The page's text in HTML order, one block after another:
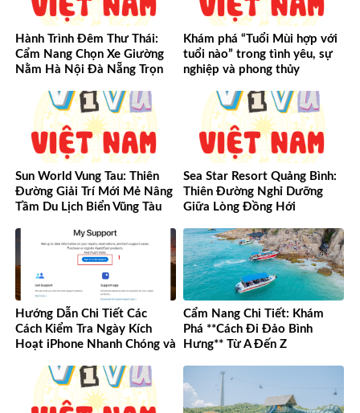
Hành Trình Đêm Thư Thái:
Cẩm Nang Chọn Xe Giường
Nằm Hà Nội Đà Nẵng Trọn
Khám phá “Tuổi Mùi hợp với
tuổi nào” trong tình yêu, sự
nghiệp và phong thủy
Sun World Vung Tau: Thiên
Đường Giải Trí Mới Mẻ Nâng
Tầm Du Lịch Biển Vũng Tàu
Sea Star Resort Quảng Bình:
Thiên Đường Nghỉ Dưỡng
Giữa Lòng Đồng Hới
Hướng Dẫn Chi Tiết Các
Cách Kiểm Tra Ngày Kích
Hoạt iPhone Nhanh Chóng và
Cẩm Nang Chi Tiết: Khám
Phá **Cách Đi Đảo Bình
Hưng** Từ A Đến Z